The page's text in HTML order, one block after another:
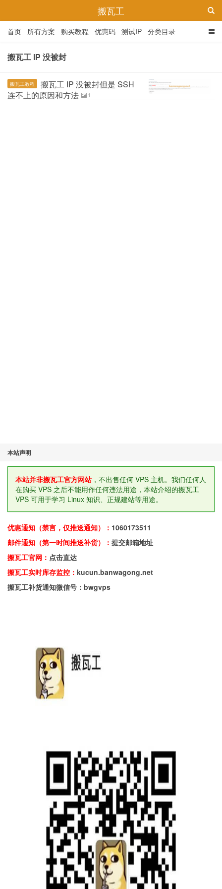
搬瓦工
首页 所有方案 购买教程 优惠码 测试IP 分类目录
搬瓦工 IP 没被封
搬瓦工教程
搬瓦工 IP 没被封但是 SSH
连不上的原因和方法
1
本站声明
本站并非搬瓦工官方网站，不出售任何 VPS 主机。我们任何人
在购买 VPS 之后不能用作任何违法用途，本站介绍的搬瓦工
VPS 可用于学习 Linux 知识、正规建站等用途。
优惠通知（禁言，仅推送通知）： 1060173511
邮件通知（第一时间推送补货）： 提交邮箱地址
搬瓦工官网： 点击直达
搬瓦工实时库存监控： kucun.banwagong.net
搬瓦工补货通知微信号：bwgvps